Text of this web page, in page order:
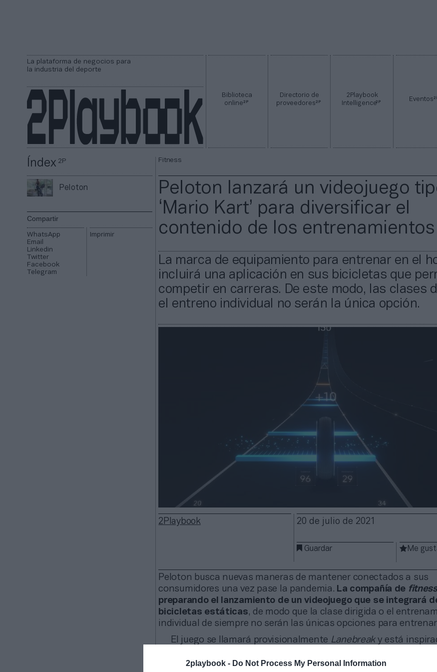
2playbook - Do Not Process My Personal Information
La plataforma de negocios para
la industria del deporte
Biblioteca
online2P
Directorio de
proveedores2P
2Playbook
Intelligence2P Eventos
Índex2P
Peloton
Compartir
WhatsApp
Email
Linkedin
Twitter
Facebook
Telegram
Imprimir
Fitness
Peloton lanzará un videojuego
‘Mario Kart’ para diversificar el
contenido de los entrenamientos
La marca de equipamiento para entrenar en el
incluirá una aplicación en sus bicicletas que
competir en carreras. De este modo, las clases
el entreno individual no serán la única opción.
2Playbook 20 de julio de 2021
Guardar Me
Peloton busca nuevas maneras de mantener conectados a sus
consumidores una vez pase la pandemia. La compañía de
preparando el lanzamiento de un videojuego que se integrará
bicicletas estáticas, de modo que la clase dirigida o el
individual de siempre no serán las únicas opciones para
El juego se llamará provisionalmente Lanebreaky está
idea es que el servicio se ponga en marcha a finales de año en